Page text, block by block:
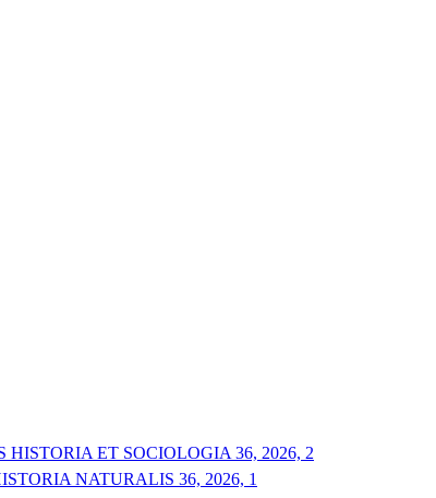
HISTORIA ET SOCIOLOGIA 36, 2026, 2
NATURALIS 36, 2026, 1